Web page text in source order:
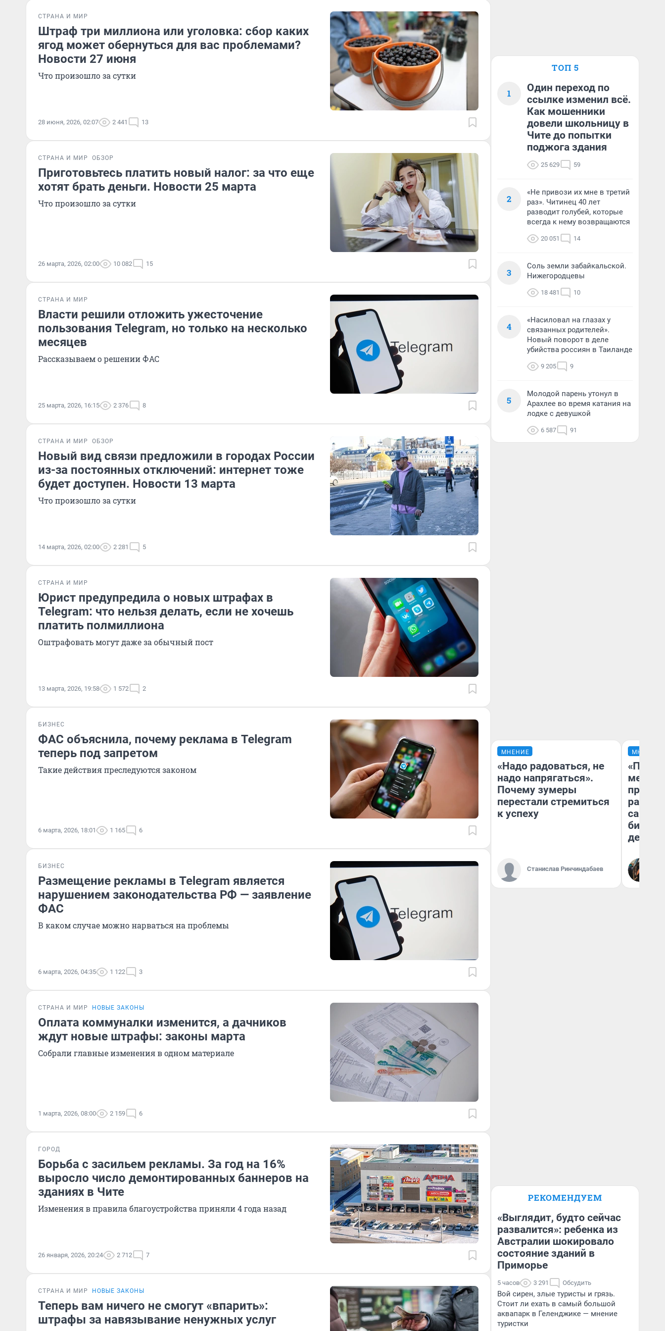
СТРАНА И МИР
Штраф три миллиона или уголовка: сбор каких
ягод может обернуться для вас проблемами?
Новости 27 июня
Что произошло за сутки
28 июня, 2026, 02:07 2 441 13
СТРАНА И МИР ОБЗОР
Приготовьтесь платить новый налог: за что еще
хотят брать деньги. Новости 25 марта
Что произошло за сутки
26 марта, 2026, 02:00 10 082 15
СТРАНА И МИР
Власти решили отложить ужесточение
пользования Telegram, но только на несколько
месяцев
Рассказываем о решении ФАС
25 марта, 2026, 16:15 2 376 8
СТРАНА И МИР ОБЗОР
Новый вид связи предложили в городах России
из-за постоянных отключений: интернет тоже
будет доступен. Новости 13 марта
Что произошло за сутки
14 марта, 2026, 02:00 2 281 5
СТРАНА И МИР
Юрист предупредила о новых штрафах в
Telegram: что нельзя делать, если не хочешь
платить полмиллиона
Оштрафовать могут даже за обычный пост
13 марта, 2026, 19:58 1 572 2
БИЗНЕС
ФАС объяснила, почему реклама в Telegram
теперь под запретом
Такие действия преследуются законом
6 марта, 2026, 18:01 1 165 6
БИЗНЕС
Размещение рекламы в Telegram является
нарушением законодательства РФ — заявление
ФАС
В каком случае можно нарваться на проблемы
6 марта, 2026, 04:35 1 122 3
СТРАНА И МИР НОВЫЕ ЗАКОНЫ
Оплата коммуналки изменится, а дачников
ждут новые штрафы: законы марта
Собрали главные изменения в одном материале
1 марта, 2026, 08:00 2 159 6
ГОРОД
Борьба с засильем рекламы. За год на 16%
выросло число демонтированных баннеров на
зданиях в Чите
Изменения в правила благоустройства приняли 4 года назад
26 января, 2026, 20:24 2 712 7
СТРАНА И МИР НОВЫЕ ЗАКОНЫ
Теперь вам ничего не смогут «впарить»:
штрафы за навязывание ненужных услуг
ТОП 5
1
Один переход по
ссылке изменил всё.
Как мошенники
довели школьницу в
Чите до попытки
поджога здания
25 629 59
2
«Не привози их мне в третий
раз». Читинец 40 лет
разводит голубей, которые
всегда к нему возвращаются
20 051 14
3
Соль земли забайкальской.
Нижегородцевы
18 481 10
4
«Насиловал на глазах у
связанных родителей».
Новый поворот в деле
убийства россиян в Таиланде
9 205 9
5
Молодой парень утонул в
Арахлее во время катания на
лодке с девушкой
6 587 91
МНЕНИЕ
«Надо радоваться, не
надо напрягаться».
Почему зумеры
перестали стремиться
к успеху
Станислав Ринчиндабаев
МНЕНИЕ
самом
РЕКОМЕНДУЕМ
«Выглядит, будто сейчас
развалится»: ребенка из
Австралии шокировало
состояние зданий в
Приморье
5 часов 3 291 Обсудить
Вой сирен, злые туристы и грязь.
Стоит ли ехать в самый большой
аквапарк в Геленджике — мнение
туристки